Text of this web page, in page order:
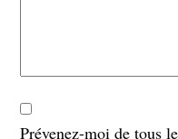
Prévenez-moi de tous